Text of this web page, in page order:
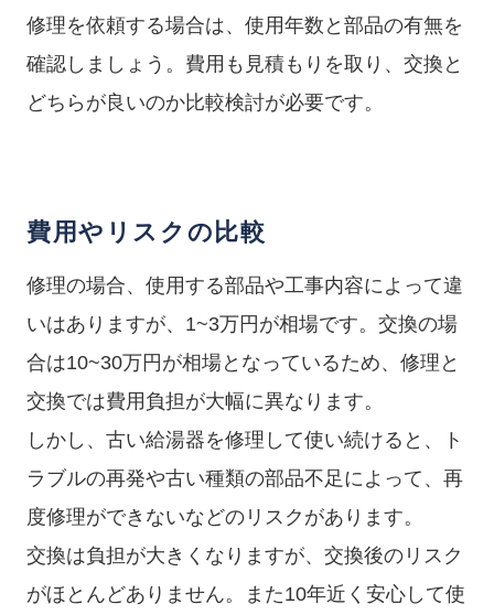
修理を依頼する場合は、使用年数と部品の有無を
確認しましょう。費用も見積もりを取り、交換と
どちらが良いのか比較検討が必要です。
費用やリスクの比較
修理の場合、使用する部品や工事内容によって違
いはありますが、1~3万円が相場です。交換の場
合は10~30万円が相場となっているため、修理と
交換では費用負担が大幅に異なります。
しかし、古い給湯器を修理して使い続けると、ト
ラブルの再発や古い種類の部品不足によって、再
度修理ができないなどのリスクがあります。
交換は負担が大きくなりますが、交換後のリスク
がほとんどありません。また10年近く安心して使